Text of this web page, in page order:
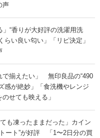
声
」“香りが大好評の洗濯用洗
らい良い匂い」「リピ決定」
で揃えたい」 無印良品の“490
感が絶妙」「食洗機やレンジ
せても映える」
も凍ったままだった」カイン
ート”が好評 「1〜2日分の買